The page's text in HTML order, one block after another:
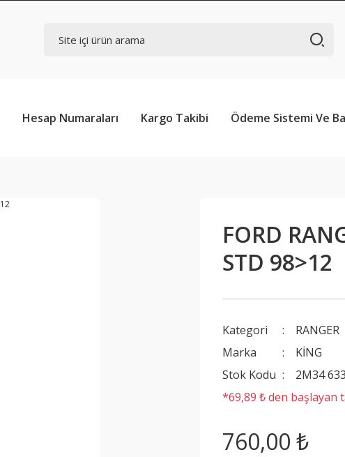
Hesap Numaraları Kargo Takibi Ödeme Sistemi Ve
FORD
STD 98>12
Kategori
RANGER
Marka
KİNG
Stok Kodu
2M34
*69,89 ₺ den başlayan
760,00 ₺